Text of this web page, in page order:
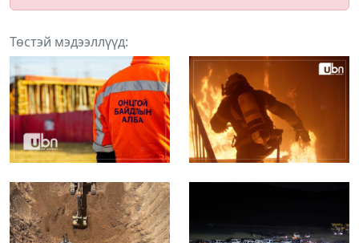
Төстэй мэдээллүүд: